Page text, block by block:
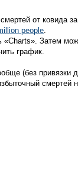
от ковида
people.
«Charts». Затем
график.
(без привязки
смертей